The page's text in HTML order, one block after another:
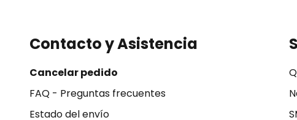
Contacto y Asistencia
Cancelar pedido
FAQ - Preguntas frecuentes
Estado del envío